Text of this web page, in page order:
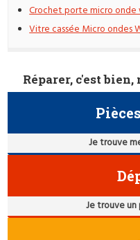
Crochet porte micro onde
Vitre cassée Micro ondes
Réparer, c'est
Je trouve
Je trouve un